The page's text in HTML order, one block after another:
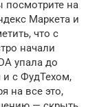
на
Маркета и
что с
начали
упала до
и с ФудТехом,
на все это,